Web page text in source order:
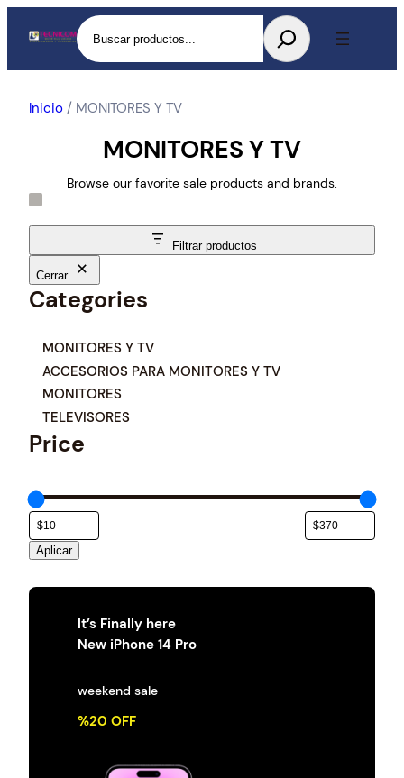
Buscar
Inicio / MONITORES Y TV
MONITORES Y TV
Browse our favorite sale products and brands.
Filtrar productos
Cerrar
Categories
o
a
MONITORES Y TV
ACCESORIOS PARA MONITORES Y TV
MONITORES
TELEVISORES
Price
Aplicar
It’s Finally here
New iPhone 14 Pro
weekend sale
%20 OFF